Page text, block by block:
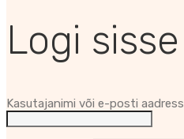
Logi sisse
Kasutajanimi või e-posti aadress